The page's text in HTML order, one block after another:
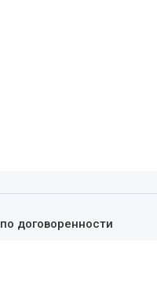
по договоренности